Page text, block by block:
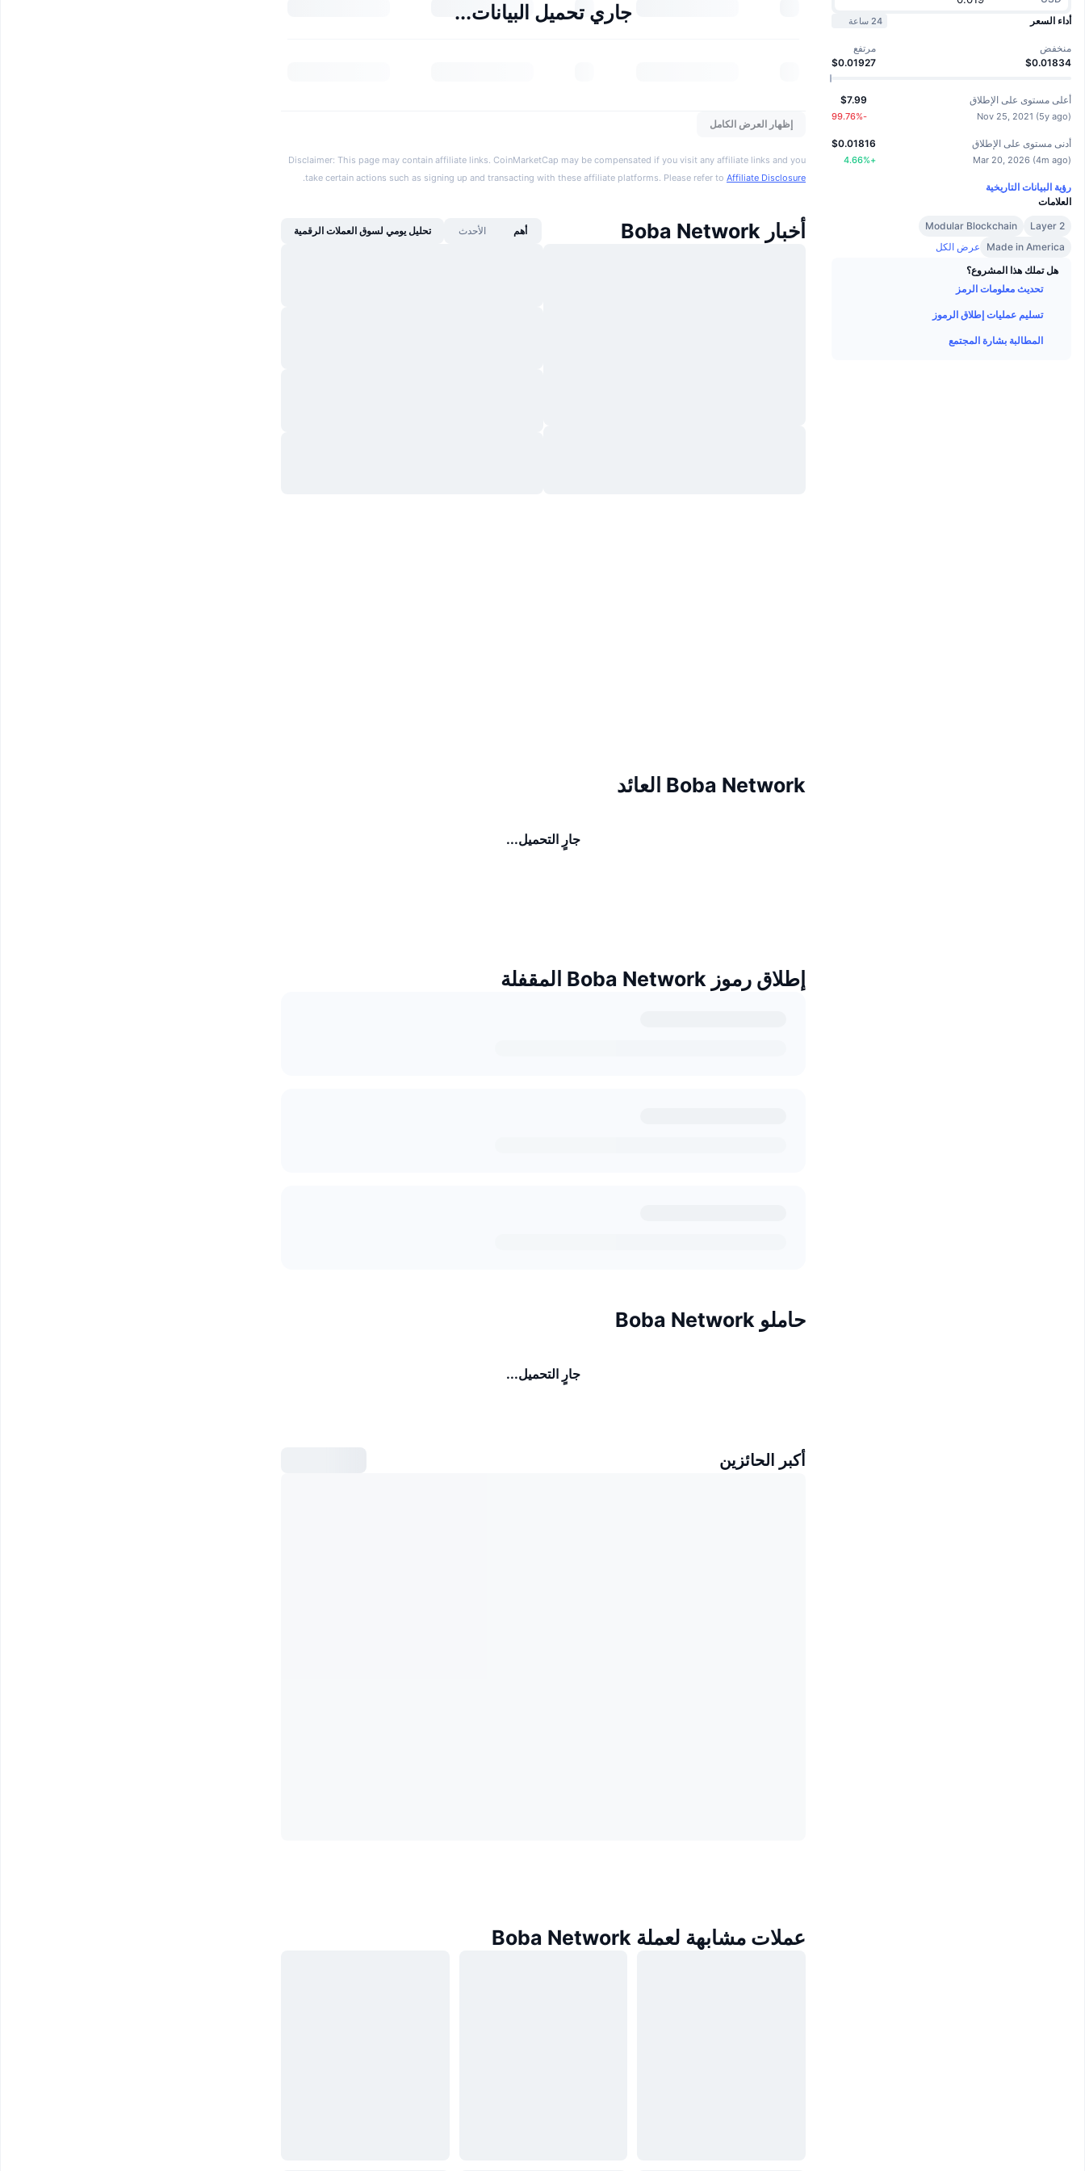
أداء السعر
24 ساعة
منخفض
$0.01834
مرتفع
$0.01927
أعلى مستوى على الإطلاق
Nov 25, 2021 (5y ago)
$7.99
-99.76
%
أدنى مستوى على الإطلاق
Mar 20, 2026 (4m ago)
$0.01816
+
4.66%
رؤية البيانات التاريخية
العلامات
Layer 2
Modular Blockchain
Made in America
عرض الكل
هل تملك هذا المشروع؟
تحديث معلومات الرمز
تسليم عمليات إطلاق الرموز
المطالبة بشارة المجتمع
جاري تحميل البيانات...
إظهار العرض الكامل
Disclaimer: This page may contain affiliate links. CoinMarketCap may be compensated if you visit any affiliate links and you
take certain actions such as signing up and transacting with these affiliate platforms. Please refer to Affiliate Disclosure
.
أخبار Boba Network أهم الأحدث تحليل يومي لسوق العملات الرقمية
Boba Network العائد
جارٍ التحميل...
إطلاق رموز Boba Network المقفلة
حاملو Boba Network
جارٍ التحميل...
أكبر الحائزين
عملات مشابهة لعملة Boba Network